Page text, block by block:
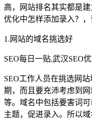
高，网站排名其实都是
优化中怎样添加录入？，
1.网站的域名挑选好
SEO每日一贴,武汉SEO
SEO工作人员在挑选网
期，而且要充沛考虑到
等。域名中包括要害词
主题，促进录入。所以域